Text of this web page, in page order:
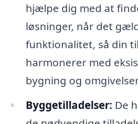
hjælpe dig med at
løsninger, når det
funktionalitet, så din
harmonerer med
bygning og
Byggetilladelser: De